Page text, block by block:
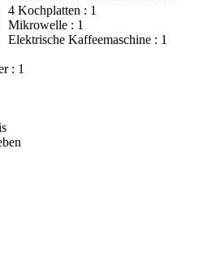
4 Kochplatten : 1
Mikrowelle : 1
Elektrische Kaffeemaschine : 1
: 1